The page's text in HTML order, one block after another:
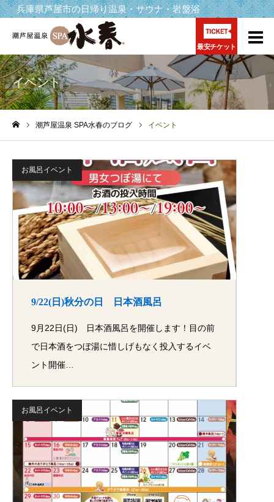
兵庫県芦屋市の日帰り温泉・サウナ・岩盤浴
最安チケット
イベント
潮芦屋温泉 SPA水春のブログ イベント
お風呂イベント
9/22(日)秋分の日 日本酒風呂
9月22日(日) 日本酒風呂を開催します！目の前
で日本酒をつぼ湯に惜しげもなく投入するイベ
ント開催…
お風呂イベント